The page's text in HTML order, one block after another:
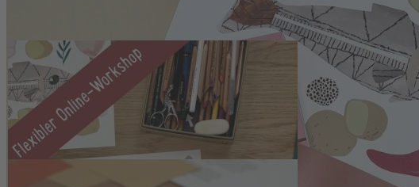
Zum Anfang der Bildergalerie springen
Artikelnr.
130544
Online-Workshop BFPL Food
Video On Demand
59,00 €
inkl. MwSt.